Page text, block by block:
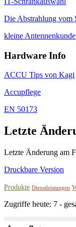
Die Abstrahlung vom
kleine Antennenkunde
Hardware Info
ACCU Tips von Kagi
Accupflege
EN 50173
Letzte
Letzte Änderung am
Druckbare Version
Produkte Dienstleistungen
Zugriffe heute: 7 -